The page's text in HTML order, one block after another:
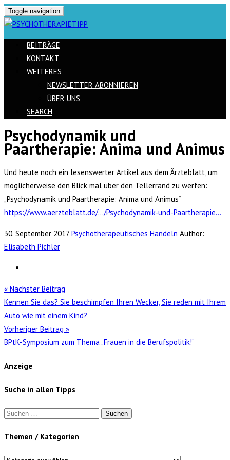
Toggle navigation
BEITRÄGE
KONTAKT
WEITERES
NEWSLETTER ABONNIEREN
ÜBER UNS
SEARCH
Skip
to
Psychodynamik und
Paartherapie: Anima und Animus
Und heute noch ein lesenswerter Artikel aus dem Ärzteblatt, um
möglicherweise den Blick mal über den Tellerrand zu werfen:
„Psychodynamik und Paartherapie: Anima und Animus“
https://www.aerzteblatt.de/…/Psychodynamik-und-Paartherapie…
30. September 2017 Psychotherapeutisches Handeln Author:
Elisabeth Pichler
« Nächster Beitrag
Kennen Sie das? Sie beschimpfen Ihren Wecker, Sie reden mit Ihrem
Auto wie mit einem Kind?
Vorheriger Beitrag »
BPtK-Symposium zum Thema „Frauen in die Berufspolitik!“
Anzeige
Suche in allen Tipps
Suchen
Themen / Kategorien